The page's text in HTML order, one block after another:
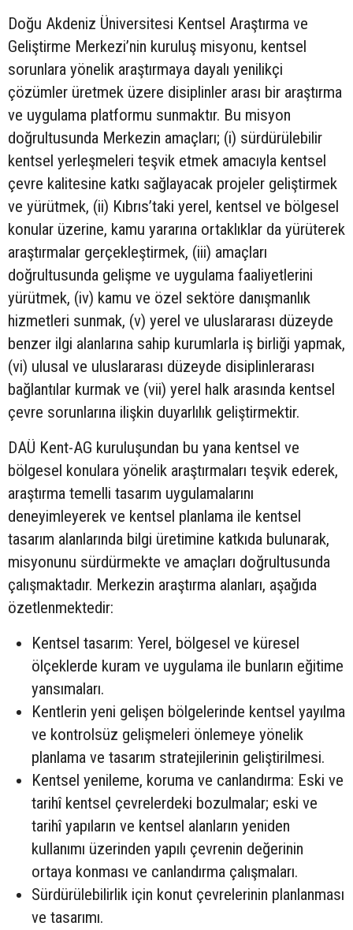
Doğu Akdeniz Üniversitesi Kentsel Araştırma ve
Geliştirme Merkezi’nin kuruluş misyonu, kentsel
sorunlara yönelik araştırmaya dayalı yenilikçi
çözümler üretmek üzere disiplinler arası bir araştırma
ve uygulama platformu sunmaktır. Bu misyon
doğrultusunda Merkezin amaçları; (i) sürdürülebilir
kentsel yerleşmeleri teşvik etmek amacıyla kentsel
çevre kalitesine katkı sağlayacak projeler geliştirmek
ve yürütmek, (ii) Kıbrıs’taki yerel, kentsel ve bölgesel
konular üzerine, kamu yararına ortaklıklar da yürüterek
araştırmalar gerçekleştirmek, (iii) amaçları
doğrultusunda gelişme ve uygulama faaliyetlerini
yürütmek, (iv) kamu ve özel sektöre danışmanlık
hizmetleri sunmak, (v) yerel ve uluslararası düzeyde
benzer ilgi alanlarına sahip kurumlarla iş birliği yapmak,
(vi) ulusal ve uluslararası düzeyde disiplinlerarası
bağlantılar kurmak ve (vii) yerel halk arasında kentsel
çevre sorunlarına ilişkin duyarlılık geliştirmektir.
DAÜ Kent-AG kuruluşundan bu yana kentsel ve
bölgesel konulara yönelik araştırmaları teşvik ederek,
araştırma temelli tasarım uygulamalarını
deneyimleyerek ve kentsel planlama ile kentsel
tasarım alanlarında bilgi üretimine katkıda bulunarak,
misyonunu sürdürmekte ve amaçları doğrultusunda
çalışmaktadır. Merkezin araştırma alanları, aşağıda
özetlenmektedir:
Kentsel tasarım: Yerel, bölgesel ve küresel
ölçeklerde kuram ve uygulama ile bunların eğitime
yansımaları.
Kentlerin yeni gelişen bölgelerinde kentsel yayılma
ve kontrolsüz gelişmeleri önlemeye yönelik
planlama ve tasarım stratejilerinin geliştirilmesi.
Kentsel yenileme, koruma ve canlandırma: Eski ve
tarihî kentsel çevrelerdeki bozulmalar; eski ve
tarihî yapıların ve kentsel alanların yeniden
kullanımı üzerinden yapılı çevrenin değerinin
ortaya konması ve canlandırma çalışmaları.
Sürdürülebilirlik için konut çevrelerinin planlanması
ve tasarımı.